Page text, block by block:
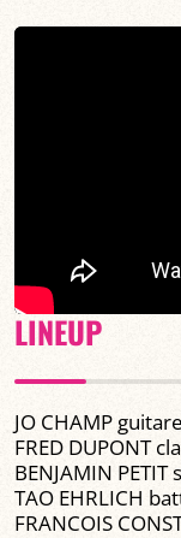
LINEUP
JO CHAMP
FRED DUPONT
BENJAMIN PETIT
TAO EHRLICH
FRANCOIS